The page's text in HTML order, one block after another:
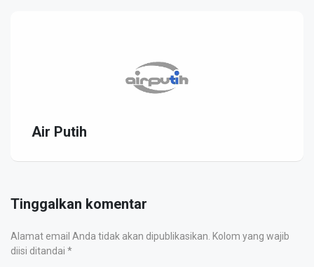
Air Putih
Tinggalkan komentar
Alamat email Anda tidak akan dipublikasikan. Kolom yang wajib
diisi ditandai *